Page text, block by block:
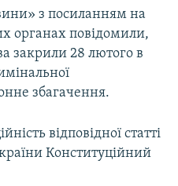
з посиланням на
органах повідомили,
закрили 28 лютого в
збагачення.
відповідної статті
Конституційний